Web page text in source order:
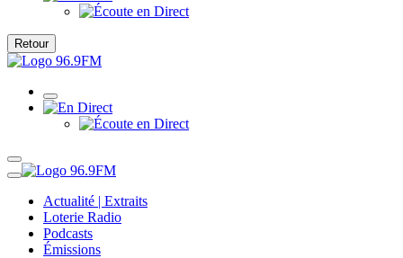
Retour
Actualité | Extraits
Loterie Radio
Podcasts
Émissions